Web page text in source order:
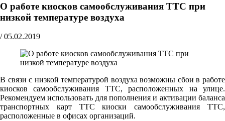
О работе киосков самообслуживания ТТС при
низкой температуре воздуха
/ 05.02.2019
В связи с низкой температурой воздуха возможны сбои в работе
киосков самообслуживания ТТС, расположенных на улице.
Рекомендуем использовать для пополнения и активации баланса
транспортных карт ТТС киоски самообслуживания ТТС,
расположенные в офисах организаций.